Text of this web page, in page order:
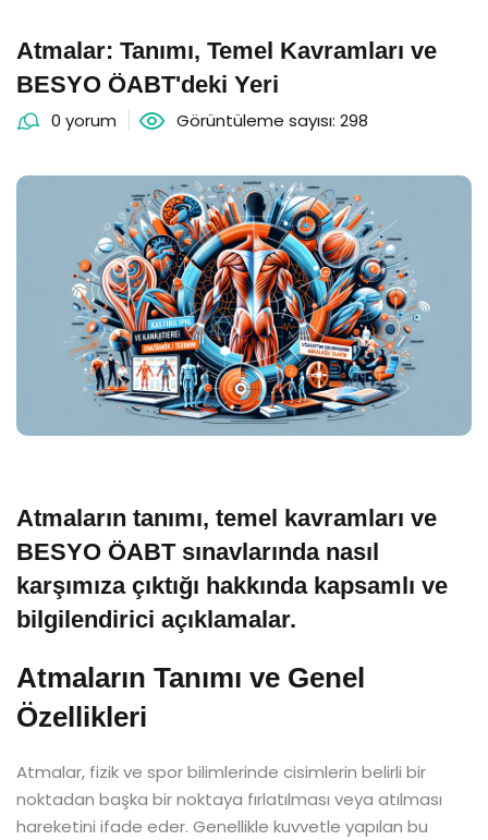
Atmalar: Tanımı, Temel Kavramları ve
BESYO ÖABT'deki Yeri
0 yorum Görüntüleme sayısı: 298
Atmaların tanımı, temel kavramları ve
BESYO ÖABT sınavlarında nasıl
karşımıza çıktığı hakkında kapsamlı ve
bilgilendirici açıklamalar.
Atmaların Tanımı ve Genel
Özellikleri
Atmalar, fizik ve spor bilimlerinde cisimlerin belirli bir
noktadan başka bir noktaya fırlatılması veya atılması
hareketini ifade eder. Genellikle kuvvetle yapılan bu